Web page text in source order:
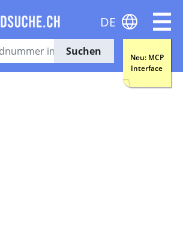
Suchen
Neu: MCP
Interface
DE